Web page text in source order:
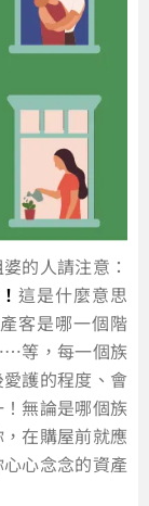
的人請注意：
這是什麼意思
客是哪一個階
等，每一個族
護的程度、會
無論是哪個族
在購屋前就應
心念念的資產